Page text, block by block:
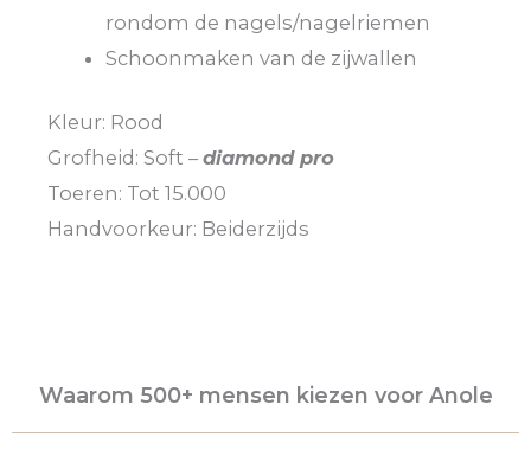
rondom de nagels/nagelriemen
Schoonmaken van de zijwallen
Kleur: Rood
Grofheid: Soft –diamond pro
Toeren: Tot 15.000
Handvoorkeur: Beiderzijds
Waarom 500+ mensen kiezen voor Anole